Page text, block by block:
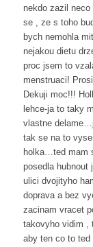
nekdo zazil
se , ze s toho
bych nemohla
nejakou dietu
proc jsem to
menstruaci!
Dekuji moc!!!
lehce-ja to taky
vlastne
tak se na to
holka…ted mam
posedla hubnout
ulici dvojityho
doprava a bez
zacinam vracet
takovyho vidim ,
aby ten co to